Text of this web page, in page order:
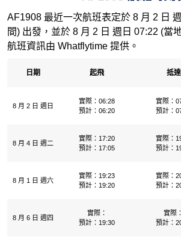
AF1908 最近一次航班表定於 8 月 2 日
間) 出發，並於 8 月 2 日 週日 07:22 (當
航班資訊由 Whatflytime 提供。
日期 起飛 抵達
8 月 2 日 週日
實際：06:28
預計：06:20
實際：
預計：
8 月 4 日 週二
實際：17:20
預計：17:05
實際：
預計：
8 月 1 日 週六
實際：19:23
預計：19:20
實際：
預計：
8 月 6 日 週四
實際：
預計：19:30
實際：
預計：